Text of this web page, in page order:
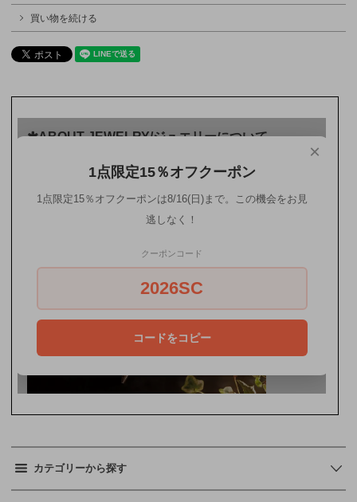
買い物を続ける
カテゴリーから探す